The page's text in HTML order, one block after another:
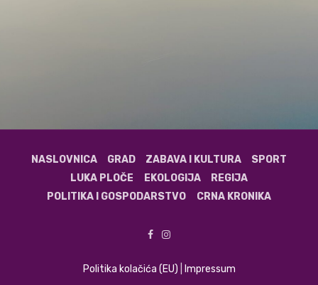
NASLOVNICA GRAD ZABAVA I KULTURA
SPORT
LUKA PLOČE
EKOLOGIJA
REGIJA
POLITIKA I GOSPODARSTVO
CRNA KRONIKA
Politika kolačića (EU) Impressum